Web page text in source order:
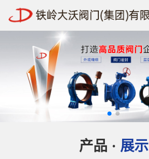
产品 · 展示